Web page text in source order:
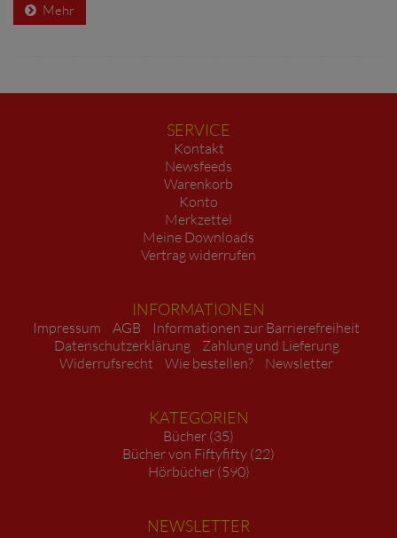
Mehr
SERVICE
Kontakt
Newsfeeds
Warenkorb
Konto
Merkzettel
Meine Downloads
Vertrag widerrufen
INFORMATIONEN
Impressum AGB
Informationen zur Barrierefreiheit
Datenschutzerklärung
Zahlung und Lieferung
Widerrufsrecht
Wie bestellen? Newsletter
KATEGORIEN
Bücher (35)
Bücher von Fiftyfifty (22)
Hörbücher (590)
NEWSLETTER